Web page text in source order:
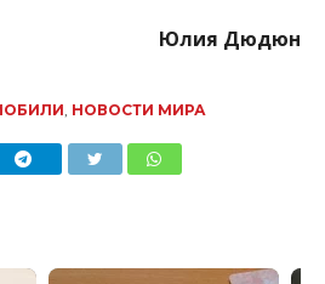
Юлия Дюдюн
НОВОСТИ МИРА